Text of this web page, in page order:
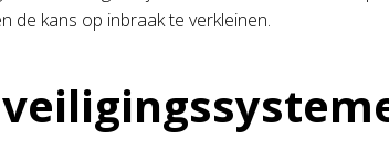
de kans op inbraak te verkleinen.